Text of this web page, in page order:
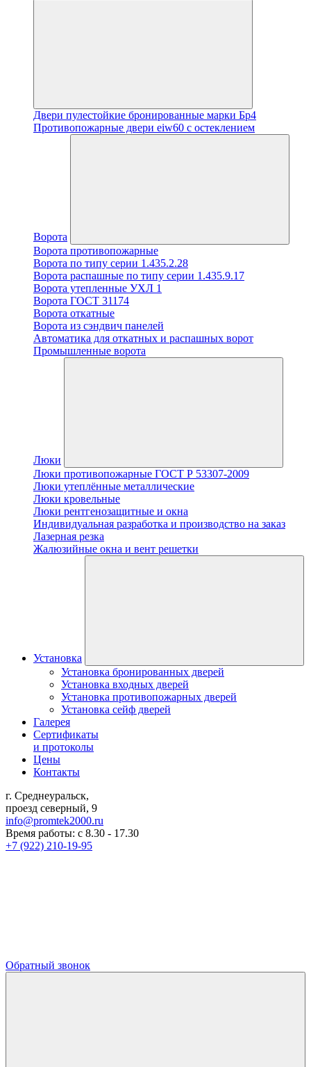
Двери пулестойкие бронированные марки Бр4
Противопожарные двери eiw60 с остеклением
Ворота
Ворота противопожарные
Ворота по типу серии 1.435.2.28
Ворота распашные по типу серии 1.435.9.17
Ворота утепленные УХЛ 1
Ворота ГОСТ 31174
Ворота откатные
Ворота из сэндвич панелей
Автоматика для откатных и распашных ворот
Промышленные ворота
Люки
Люки противопожарные ГОСТ Р 53307-2009
Люки утеплённые металлические
Люки кровельные
Люки рентгенозащитные и окна
Индивидуальная разработка и производство на заказ
Лазерная резка
Жалюзийные окна и вент решетки
Установка
Установка бронированных дверей
Установка входных дверей
Установка противопожарных дверей
Установка сейф дверей
Галерея
Сертификаты
и протоколы
Цены
Контакты
г. Среднеуральск,
проезд северный, 9
info@promtek2000.ru
Время работы: с 8.30 - 17.30
+7 (922) 210-19-95
Обратный звонок